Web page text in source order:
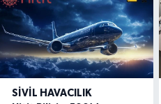
SIVIL HAVACILIK